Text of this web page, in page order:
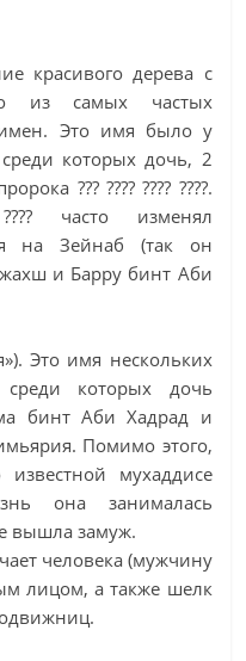
красивого дерева с
из самых частых
Это имя было у
которых дочь, 2
??? ???? ???? ????.
часто изменял
на Зейнаб (так он
и Барру бинт Аби
Это имя нескольких
которых дочь
бинт Аби Хадрад и
Помимо этого,
мухаддисе
она занималась
вышла замуж.
человека (мужчину
лицом, а также шелк